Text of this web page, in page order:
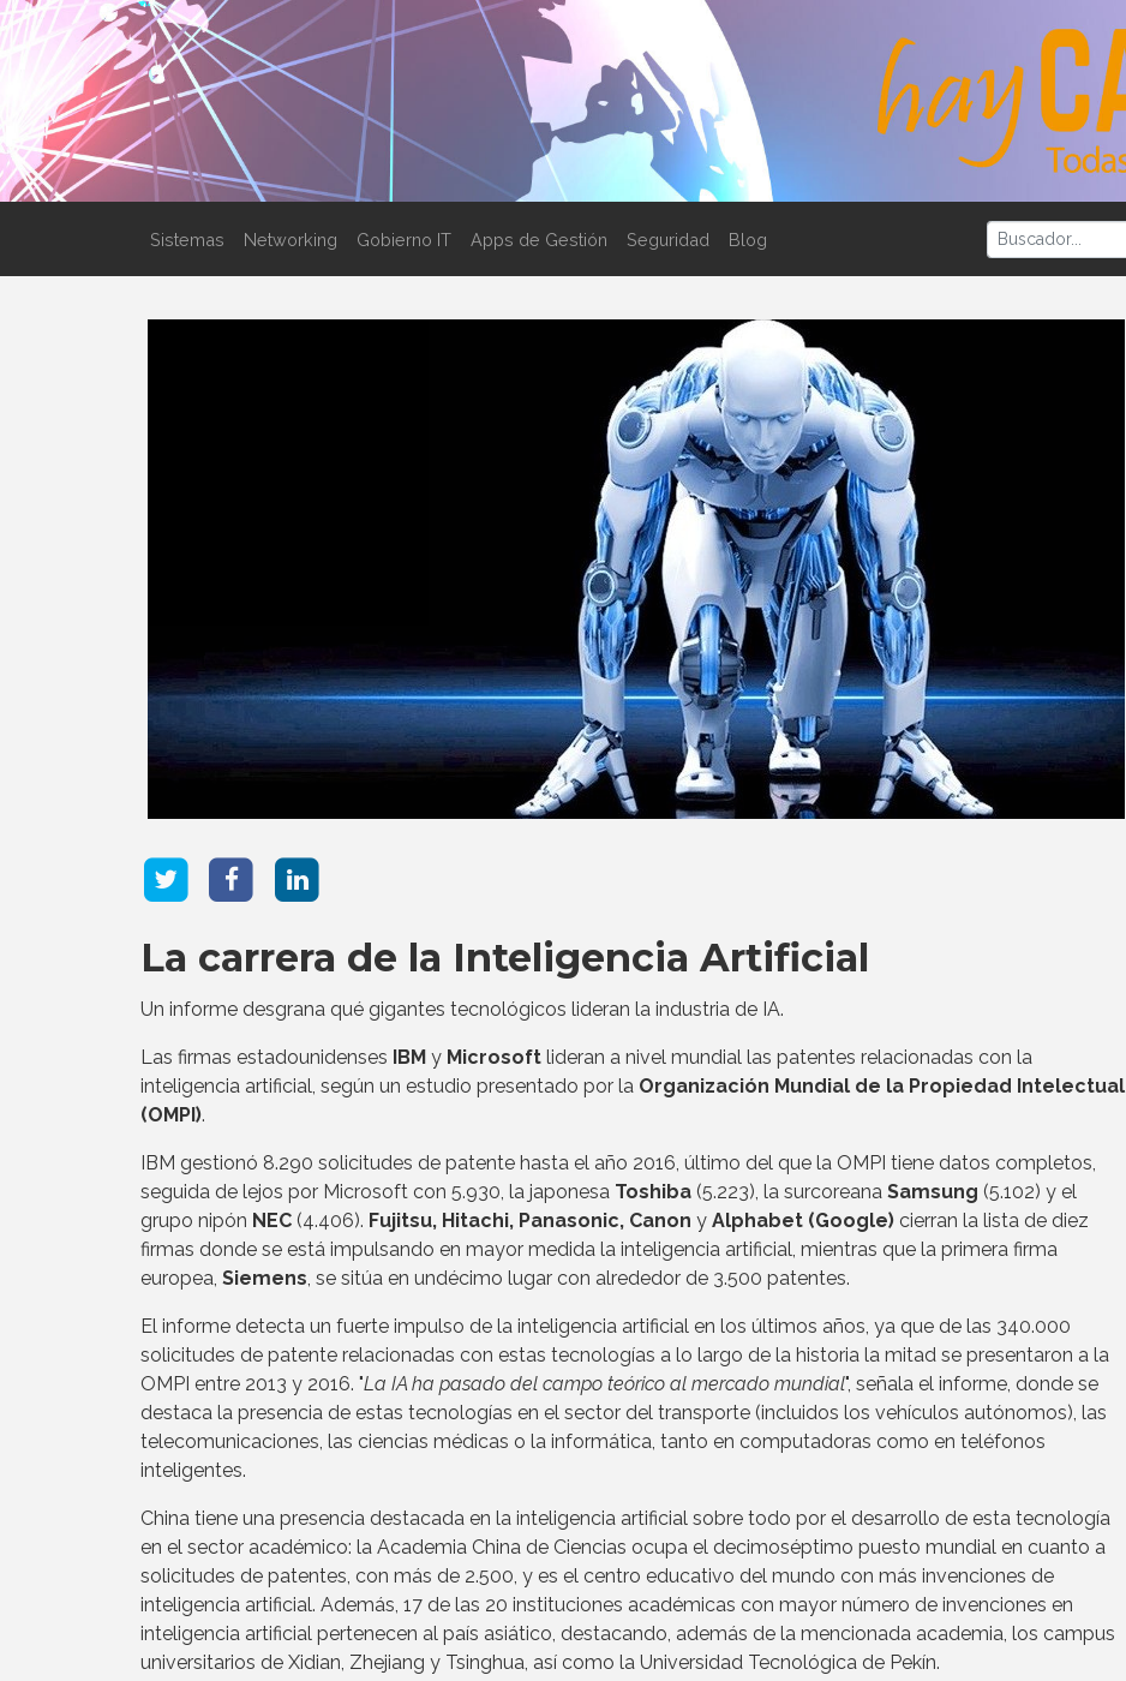
Sistemas Networking Gobierno IT Apps de Gestión Seguridad Blog
La carrera de la Inteligencia Artificial
Un informe desgrana qué gigantes tecnológicos lideran la industria de IA.
Las firmas estadounidenses IBM y Microsoft lideran a nivel mundial las patentes relacionadas con la
inteligencia artificial, según un estudio presentado por la Organización Mundial de la Propiedad Intelectual
(OMPI).
IBM gestionó 8.290 solicitudes de patente hasta el año 2016, último del que la OMPI tiene datos completos,
seguida de lejos por Microsoft con 5.930, la japonesa Toshiba (5.223), la surcoreana Samsung (5.102) y el
grupo nipón NEC (4.406). Fujitsu, Hitachi, Panasonic, Canon y Alphabet (Google) cierran la lista de diez
firmas donde se está impulsando en mayor medida la inteligencia artificial, mientras que la primera firma
europea, Siemens , se sitúa en undécimo lugar con alrededor de 3.500 patentes.
El informe detecta un fuerte impulso de la inteligencia artificial en los últimos años, ya que de las 340.000
solicitudes de patente relacionadas con estas tecnologías a lo largo de la historia la mitad se presentaron a la
OMPI entre 2013 y 2016. "La IA ha pasado del campo teórico al mercado mundial", señala el informe, donde se
destaca la presencia de estas tecnologías en el sector del transporte (incluidos los vehículos autónomos), las
telecomunicaciones, las ciencias médicas o la informática, tanto en computadoras como en teléfonos
inteligentes.
China tiene una presencia destacada en la inteligencia artificial sobre todo por el desarrollo de esta tecnología
en el sector académico: la Academia China de Ciencias ocupa el decimoséptimo puesto mundial en cuanto a
solicitudes de patentes, con más de 2.500, y es el centro educativo del mundo con más invenciones de
inteligencia artificial. Además, 17 de las 20 instituciones académicas con mayor número de invenciones en
inteligencia artificial pertenecen al país asiático, destacando, además de la mencionada academia, los campus
universitarios de Xidian, Zhejiang y Tsinghua, así como la Universidad Tecnológica de Pekín.